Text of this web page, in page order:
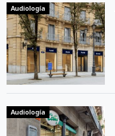
Audiología
Audiología